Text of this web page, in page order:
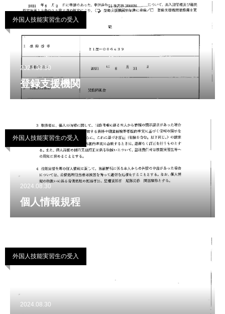
外国人技能実習生の受入
2024.08.30
登録支援機関
外国人技能実習生の受入
2024.08.30
個人情報規程
外国人技能実習生の受入
2024.08.30